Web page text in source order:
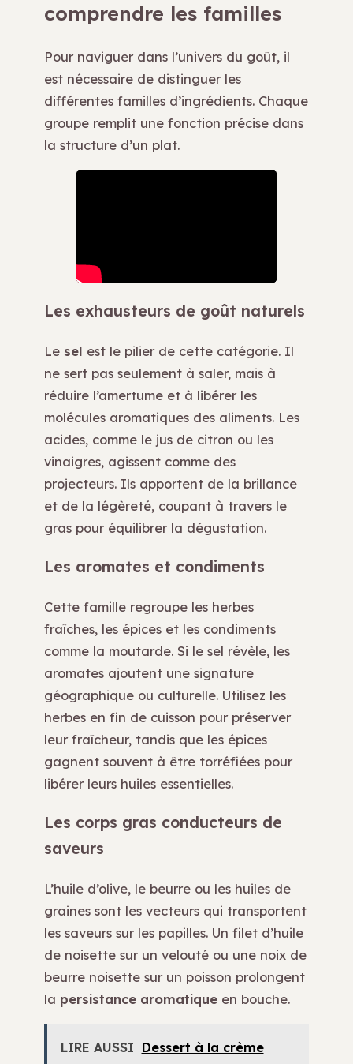
comprendre les familles
Pour naviguer dans l’univers du goût, il
est nécessaire de distinguer les
différentes familles d’ingrédients. Chaque
groupe remplit une fonction précise dans
la structure d’un plat.
Les exhausteurs de goût naturels
Le sel est le pilier de cette catégorie. Il
ne sert pas seulement à saler, mais à
réduire l’amertume et à libérer les
molécules aromatiques des aliments. Les
acides, comme le jus de citron ou les
vinaigres, agissent comme des
projecteurs. Ils apportent de la brillance
et de la légèreté, coupant à travers le
gras pour équilibrer la dégustation.
Les aromates et condiments
Cette famille regroupe les herbes
fraîches, les épices et les condiments
comme la moutarde. Si le sel révèle, les
aromates ajoutent une signature
géographique ou culturelle. Utilisez les
herbes en fin de cuisson pour préserver
leur fraîcheur, tandis que les épices
gagnent souvent à être torréfiées pour
libérer leurs huiles essentielles.
Les corps gras conducteurs de
saveurs
L’huile d’olive, le beurre ou les huiles de
graines sont les vecteurs qui transportent
les saveurs sur les papilles. Un filet d’huile
de noisette sur un velouté ou une noix de
beurre noisette sur un poisson prolongent
la persistance aromatique en bouche.
LIRE AUSSI Dessert à la crème